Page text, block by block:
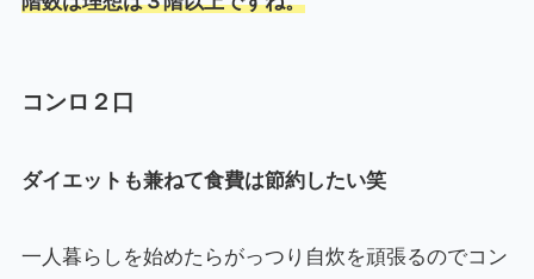
コンロ２口
ダイエットも兼ねて食費は節約したい笑
一人暮らしを始めたらがっつり自炊を頑張るのでコン